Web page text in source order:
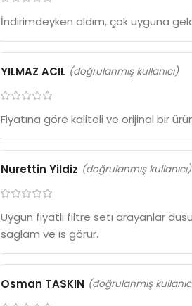
İndirimdeyken aldım, çok uyguna
YILMAZ ACIL (doğrulanmış kullanıcı)
Fiyatına göre kaliteli ve orijinal bir
Nurettin Yildiz (doğrulanmış kullanıcı)
Uygun fıyatlı fıltre setı arayanlar
saglam ve ıs görur.
Osman TASKIN (doğrulanmış